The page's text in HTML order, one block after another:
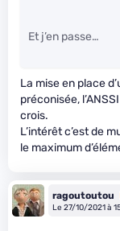
Et j’en passe…
La mise en place
préconisée,
crois.
L’intérêt c’est de
le maximum
ragoutoutou
Le 27/10/2021 à